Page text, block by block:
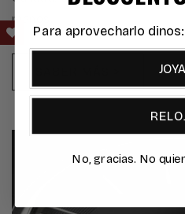
manos.
Para aprovecharlo
No, gracias. No